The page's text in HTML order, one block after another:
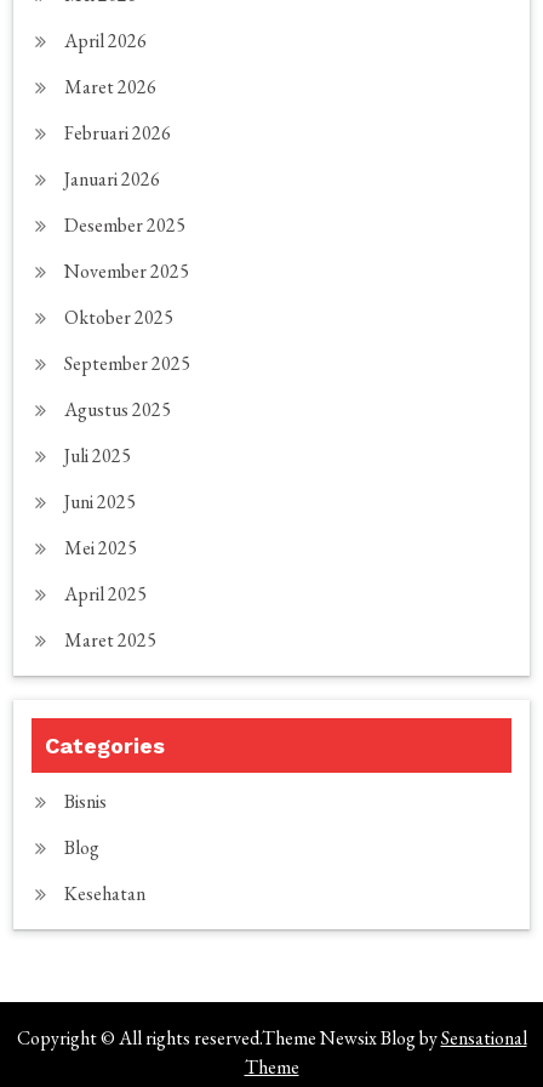
April 2026
Maret 2026
Februari 2026
Januari 2026
Desember 2025
November 2025
Oktober 2025
September 2025
Agustus 2025
Juli 2025
Juni 2025
Mei 2025
April 2025
Maret 2025
Categories
Bisnis
Blog
Kesehatan
Copyright © All rights reserved.Theme Newsix Blog bySensational
Theme